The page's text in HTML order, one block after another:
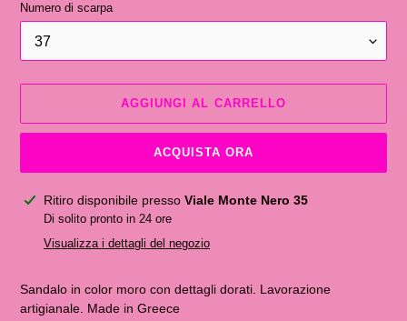
Numero di scarpa
AGGIUNGI AL CARRELLO
ACQUISTA ORA
Inserimento
prodotto
Ritiro disponibile presso Viale Monte Nero 35
Di solito pronto in 24 ore
Visualizza i dettagli del negozio
Sandalo in color moro con dettagli dorati. Lavorazione
artigianale. Made in Greece